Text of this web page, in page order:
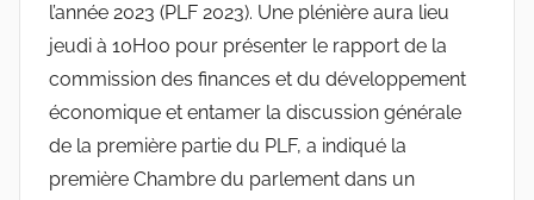
l’année 2023 (PLF 2023). Une plénière aura lieu
jeudi à 10H00 pour présenter le rapport de la
commission des finances et du développement
économique et entamer la discussion générale
de la première partie du PLF, a indiqué la
première Chambre du parlement dans un